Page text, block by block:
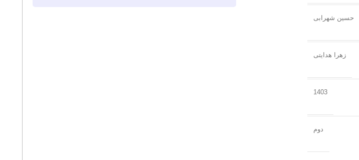
حسین شهرابی
زهرا هدایتی
1403
دوم